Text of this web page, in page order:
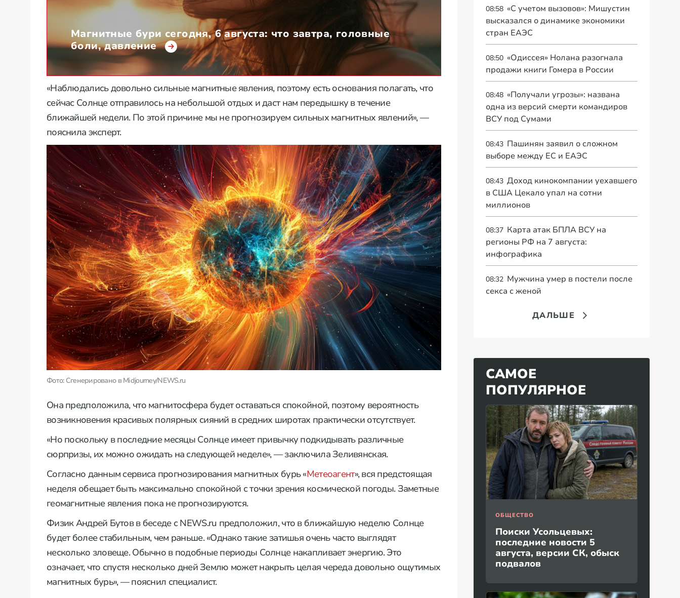
Магнитные бури сегодня, 6 августа: что завтра, головные
боли, давление
«Наблюдались довольно сильные магнитные явления, поэтому есть основания полагать, что
сейчас Солнце отправилось на небольшой отдых и даст нам передышку в течение
ближайшей недели. По этой причине мы не прогнозируем сильных магнитных явлений», —
пояснила эксперт.
Фото: Сгенерировано в Midjourney/NEWS.ru
Она предположила, что магнитосфера будет оставаться спокойной, поэтому вероятность
возникновения красивых полярных сияний в средних широтах практически отсутствует.
«Но поскольку в последние месяцы Солнце имеет привычку подкидывать различные
сюрпризы, их можно ожидать на следующей неделе», — заключила Зеливянская.
Согласно данным сервиса прогнозирования магнитных бурь «Метеоагент», вся предстоящая
неделя обещает быть максимально спокойной с точки зрения космической погоды. Заметные
геомагнитные явления пока не прогнозируются.
Физик Андрей Бутов в беседе с NEWS.ru предположил, что в ближайшую неделю Солнце
будет более стабильным, чем раньше. «Однако такие затишья очень часто выглядят
несколько зловеще. Обычно в подобные периоды Солнце накапливает энергию. Это
означает, что спустя несколько дней Землю может накрыть целая череда довольно ощутимых
магнитных бурь», — пояснил специалист.
08:58 «С учетом вызовов»: Мишустин
высказался о динамике экономики
стран ЕАЭС
08:50 «Одиссея» Нолана разогнала
продажи книги Гомера в России
08:48 «Получали угрозы»: названа
одна из версий смерти командиров
ВСУ под Сумами
08:43 Пашинян заявил о сложном
выборе между ЕС и ЕАЭС
08:43 Доход кинокомпании уехавшего
в США Цекало упал на сотни
миллионов
08:37 Карта атак БПЛА ВСУ на
регионы РФ на 7 августа:
инфографика
08:32 Мужчина умер в постели после
секса с женой
ДАЛЬШЕ
САМОЕ
ПОПУЛЯРНОЕ
ОБЩЕСТВО
Поиски Усольцевых:
последние новости 5
августа, версии СК, обыск
подвалов